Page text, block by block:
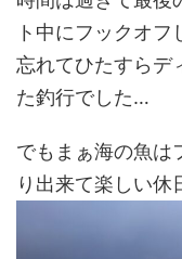
ト中にフックオ
忘れてひたすらデ
た釣行でした…
でもまぁ海の魚は
り出来て楽しい休